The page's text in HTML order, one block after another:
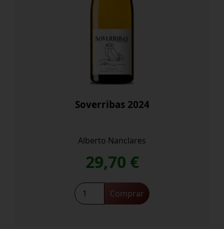
Soverribas 2024
Alberto Nanclares
29,70 €
Soverribas
2024
Comprar